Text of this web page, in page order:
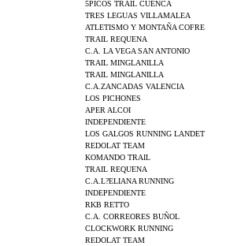
5PICOS TRAIL CUENCA
TRES LEGUAS VILLAMALEA
ATLETISMO Y MONTAÑA COFRE
TRAIL REQUENA
C.A. LA VEGA SAN ANTONIO
TRAIL MINGLANILLA
TRAIL MINGLANILLA
C.A.ZANCADAS VALENCIA
LOS PICHONES
APER ALCOI
INDEPENDIENTE
LOS GALGOS RUNNING LANDET
REDOLAT TEAM
KOMANDO TRAIL
TRAIL REQUENA
C.A.L?ELIANA RUNNING
INDEPENDIENTE
RKB RETTO
C.A. CORREORES BUÑOL
CLOCKWORK RUNNING
REDOLAT TEAM